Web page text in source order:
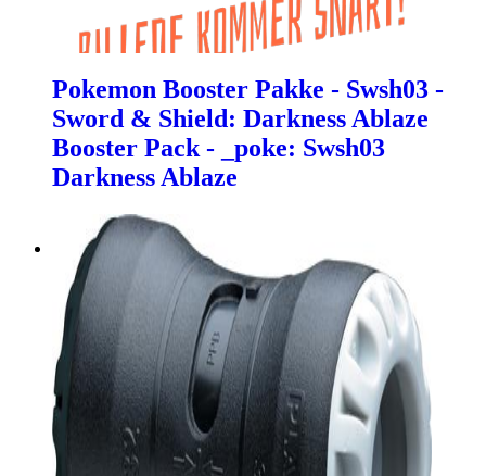
Pokemon Booster Pakke - Swsh03 -
Sword & Shield: Darkness Ablaze
Booster Pack - _poke: Swsh03
Darkness Ablaze